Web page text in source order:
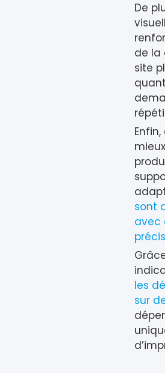
De
de la
site
sont
avec
les
sur